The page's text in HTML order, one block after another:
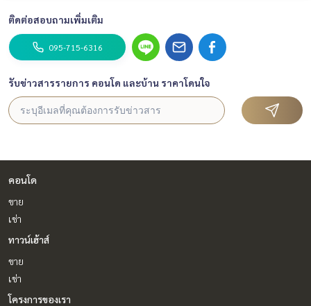
ติดต่อสอบถามเพิ่มเติม
095-715-6316
รับข่าวสารรายการ คอนโด และบ้าน ราคาโดนใจ
คอนโด
ขาย
เช่า
ทาวน์เฮ้าส์
ขาย
เช่า
โครงการของเรา